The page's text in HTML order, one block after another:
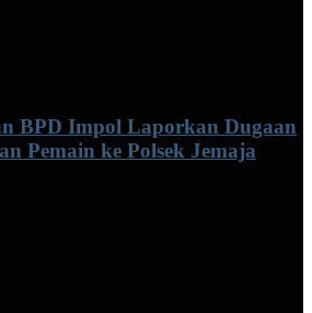
BPD Impol Laporkan Dugaan
Pemain ke Polsek Jemaja